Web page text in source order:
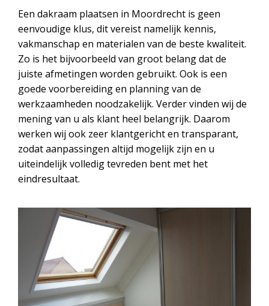
Een dakraam plaatsen in Moordrecht is geen
eenvoudige klus, dit vereist namelijk kennis,
vakmanschap en materialen van de beste kwaliteit.
Zo is het bijvoorbeeld van groot belang dat de
juiste afmetingen worden gebruikt. Ook is een
goede voorbereiding en planning van de
werkzaamheden noodzakelijk. Verder vinden wij de
mening van u als klant heel belangrijk. Daarom
werken wij ook zeer klantgericht en transparant,
zodat aanpassingen altijd mogelijk zijn en u
uiteindelijk volledig tevreden bent met het
eindresultaat.